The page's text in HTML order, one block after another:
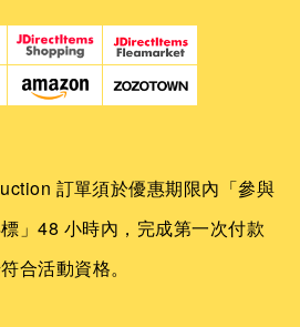
訂單須於優惠期限內「參與
」48 小時內，完成第一次付款
合活動資格。